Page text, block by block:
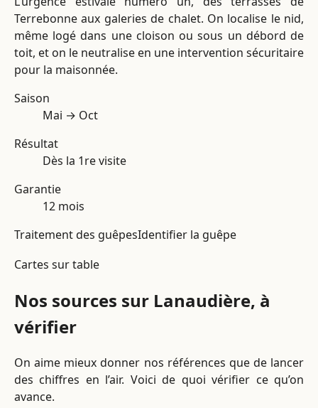
Terrebonne aux galeries de chalet. On localise le nid,
même logé dans une cloison ou sous un débord de
toit, et on le neutralise en une intervention sécuritaire
pour la maisonnée.
Saison
Mai → Oct
Résultat
Dès la 1re visite
Garantie
12 mois
Traitement des guêpesIdentifier la guêpe
Cartes sur table
Nos sources sur Lanaudière, à
vérifier
On aime mieux donner nos références que de lancer
des chiffres en l’air. Voici de quoi vérifier ce qu’on
avance.